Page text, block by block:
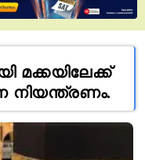
മക്കയിലേക്ക്